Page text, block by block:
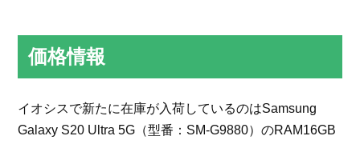
価格情報
イオシスで新たに在庫が入荷しているのはSamsung
Galaxy S20 Ultra 5G（型番：SM-G9880）のRAM16GB